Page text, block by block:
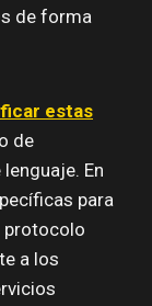
de forma
estas
de
En
para
protocolo
a los